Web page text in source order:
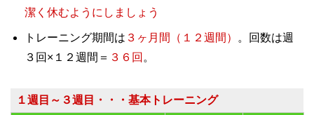
潔く休むようにしましょう
トレーニング期間は ３ヶ月間（１２週間）
。回数は週
３回×１２週間＝ ３６回 。
１週目～３週目・・・基本トレーニング